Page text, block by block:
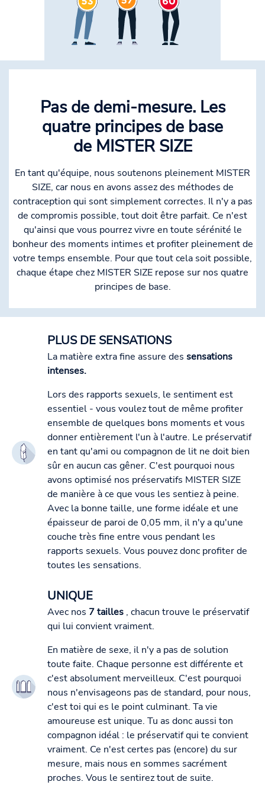
Pas de demi-mesure. Les
quatre principes de base
de MISTER SIZE
En tant qu'équipe, nous soutenons pleinement MISTER
SIZE, car nous en avons assez des méthodes de
contraception qui sont simplement correctes. Il n'y a pas
de compromis possible, tout doit être parfait. Ce n'est
qu'ainsi que vous pourrez vivre en toute sérénité le
bonheur des moments intimes et profiter pleinement de
votre temps ensemble. Pour que tout cela soit possible,
chaque étape chez MISTER SIZE repose sur nos quatre
principes de base.
PLUS DE SENSATIONS
La matière extra fine assure des sensations
intenses.
Lors des rapports sexuels, le sentiment est
essentiel - vous voulez tout de même profiter
ensemble de quelques bons moments et vous
donner entièrement l'un à l'autre. Le préservatif
en tant qu'ami ou compagnon de lit ne doit bien
sûr en aucun cas gêner. C'est pourquoi nous
avons optimisé nos préservatifs MISTER SIZE
de manière à ce que vous les sentiez à peine.
Avec la bonne taille, une forme idéale et une
épaisseur de paroi de 0,05 mm, il n'y a qu'une
couche très fine entre vous pendant les
rapports sexuels. Vous pouvez donc profiter de
toutes les sensations.
UNIQUE
Avec nos 7 tailles , chacun trouve le préservatif
qui lui convient vraiment.
En matière de sexe, il n'y a pas de solution
toute faite. Chaque personne est différente et
c'est absolument merveilleux. C'est pourquoi
nous n'envisageons pas de standard, pour nous,
c'est toi qui es le point culminant. Ta vie
amoureuse est unique. Tu as donc aussi ton
compagnon idéal : le préservatif qui te convient
vraiment. Ce n'est certes pas (encore) du sur
mesure, mais nous en sommes sacrément
proches. Vous le sentirez tout de suite.